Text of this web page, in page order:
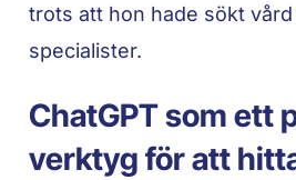
trots att hon hade sökt
specialister.
ChatGPT som ett
verktyg för att